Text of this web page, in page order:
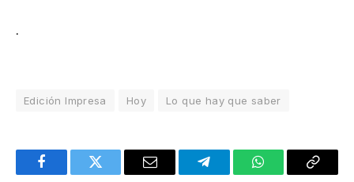
.
Edición Impresa Hoy Lo que hay que saber
FacebookTwitter Email TelegramWhatsAppCopy